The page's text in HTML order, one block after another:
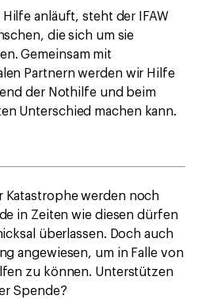
anläuft, steht der IFAW
die sich um sie
Gemeinsam mit
Partnern werden wir Hilfe
der Nothilfe und beim
Unterschied machen kann.
Katastrophe werden noch
in Zeiten wie diesen dürfen
überlassen. Doch auch
angewiesen, um in Falle von
zu können. Unterstützen
Spende?